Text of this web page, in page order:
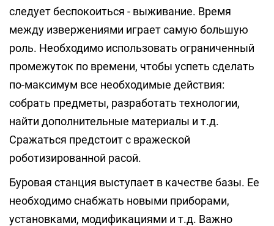
следует беспокоиться - выживание. Время
между извержениями играет самую большую
роль. Необходимо использовать ограниченный
промежуток по времени, чтобы успеть сделать
по-максимум все необходимые действия:
собрать предметы, разработать технологии,
найти дополнительные материалы и т.д.
Сражаться предстоит с вражеской
роботизированной расой.
Буровая станция выступает в качестве базы. Ее
необходимо снабжать новыми приборами,
установками, модификациями и т.д. Важно